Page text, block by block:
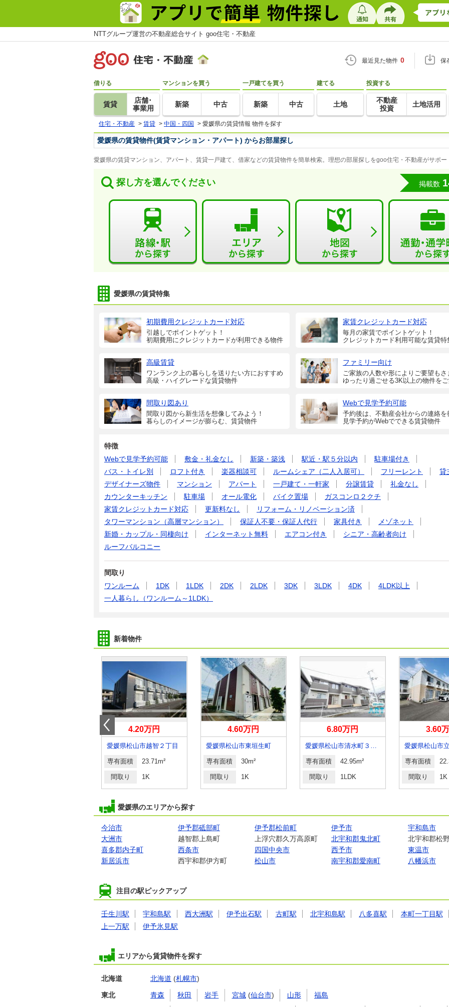
NTTグループ運営の不動産総合サイト goo住宅・不動産
最近見た物件 0 保
借りる
賃貸
店舗･
事業用
マンションを買う
新築 中古
一戸建てを買う
新築 中古
建てる
土地
投資する
不動産
投資
土地活用
住宅・不動産 > 賃貸 > 中国・四国 > 愛媛県の賃貸情報 物件を探す
愛媛県の賃貸物件(賃貸マンション・アパート) からお部屋探し
愛媛県の賃貸マンション、アパート、賃貸一戸建て、借家などの賃貸物件を簡単検索。理想の部屋探しをgoo住宅・不動産がサポー
探し方を選んでください 掲載数
愛媛県の賃貸特集
初期費用クレジットカード対応
引越しでポイントゲット！
初期費用にクレジットカードが利用できる物件
家賃クレジットカード対応
毎月の家賃でポイントゲット！
クレジットカード利用可能な賃貸特
高級賃貸
ワンランク上の暮らしを送りたい方におすすめ
高級・ハイグレードな賃貸物件
ファミリー向け
ご家族の人数や形によりご要望もさ
ゆったり過ごせる3K以上の物件を
間取り図あり
間取り図から新生活を想像してみよう！
暮らしのイメージが膨らむ、賃貸物件
Webで見学予約可能
予約後は、不動産会社からの連絡を
見学予約がWebでできる賃貸物件
特徴
Webで見学予約可能
敷金・礼金なし 新築・築浅 駅近・駅５分以内
駐車場付き
バス・トイレ別
ロフト付き 楽器相談可 ルームシェア（二人入居可） フリーレント
貸
デザイナーズ物件
マンション アパート 一戸建て・一軒家 分譲賃貸
礼金なし
カウンターキッチン
駐車場 オール電化 バイク置場
ガスコンロ２クチ
家賃クレジットカード対応
更新料なし
リフォーム・リノベーション済
タワーマンション（高層マンション）
保証人不要・保証人代行 家具付き
メゾネット
新婚・カップル・同棲向け
インターネット無料 エアコン付き
シニア・高齢者向け
ルーフバルコニー
間取り
ワンルーム
1DK 1LDK 2DK 2LDK 3DK 3LDK 4DK
4LDK以上
一人暮らし（ワンルーム～1LDK）
新着物件
4.20万円
愛媛県松山市越智２丁目
専有面積 23.71m²
間取り 1K
4.60万円
愛媛県松山市東垣生町
専有面積 30m²
間取り 1K
6.80万円
愛媛県松山市清水町３丁目
専有面積 42.95m²
間取り 1LDK
3.60
愛媛県松山市
専有面積
間取り 1K
愛媛県のエリアから探す
今治市 伊予郡砥部町 伊予郡松前町 伊予市
宇和島市
大洲市
越智郡上島町 上浮穴郡久万高原町 北宇和郡鬼北町
北宇和郡松
喜多郡内子町
西条市 四国中央市 西予市
東温市
新居浜市
西宇和郡伊方町 松山市 南宇和郡愛南町 八幡浜市
注目の駅ピックアップ
壬生川駅 宇和島駅 西大洲駅 伊予出石駅 古町駅 北宇和島駅 八多喜駅
本町一丁目駅
上一万駅
伊予氷見駅
エリアから賃貸物件を探す
北海道 北海道 (札幌市)
東北 青森 秋田 岩手 宮城(仙台市) 山形 福島